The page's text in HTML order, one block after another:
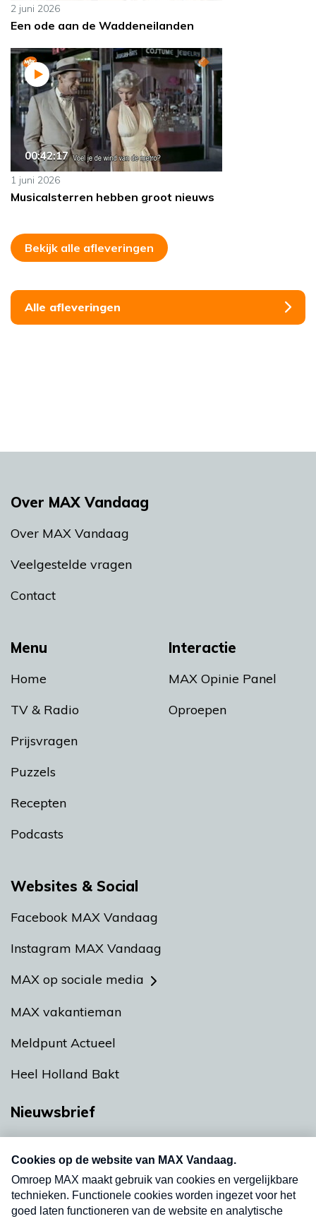
2 juni 2026
Een ode aan de Waddeneilanden
00:42:17
1 juni 2026
Musicalsterren hebben groot nieuws
Bekijk alle afleveringen
Alle afleveringen
Menu
Home
TV & Radio
Prijsvragen
Puzzels
Recepten
Podcasts
Interactie
MAX Opinie Panel
Oproepen
Over MAX Vandaag
Over MAX Vandaag
Veelgestelde vragen
Contact
Websites & Social
Facebook MAX Vandaag
Instagram MAX Vandaag
MAX op sociale media
MAX vakantieman
Meldpunt Actueel
Heel Holland Bakt
Nieuwsbrief
nieuwsbrief. Elke vrijdag- en dinsdagochtend in
uw mailbox.
Verzend